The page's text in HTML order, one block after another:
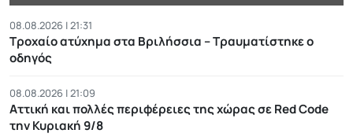
08.08.2026 | 21:31
Τροχαίο ατύχημα στα Βριλήσσια – Τραυματίστηκε ο
οδηγός
08.08.2026 | 21:09
Αττική και πολλές περιφέρειες της χώρας σε Red Code
την Κυριακή 9/8